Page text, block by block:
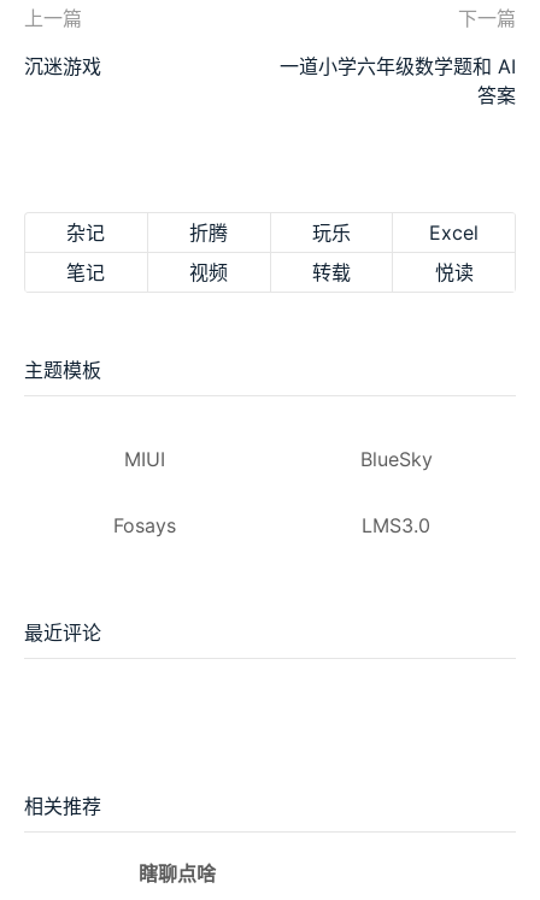
上一篇
沉迷游戏
下一篇
一道小学六年级数学题和 AI
答案
杂记 折腾 玩乐
Excel
笔记
视频 转载 悦读
主题模板
MIUI BlueSky
Fosays LMS3.0
最近评论
相关推荐
瞎聊点啥